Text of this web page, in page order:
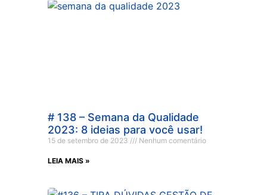
# 138 – Semana da Qualidade
2023: 8 ideias para você usar!
15 de setembro de 2023 Nenhum comentário
LEIA MAIS »